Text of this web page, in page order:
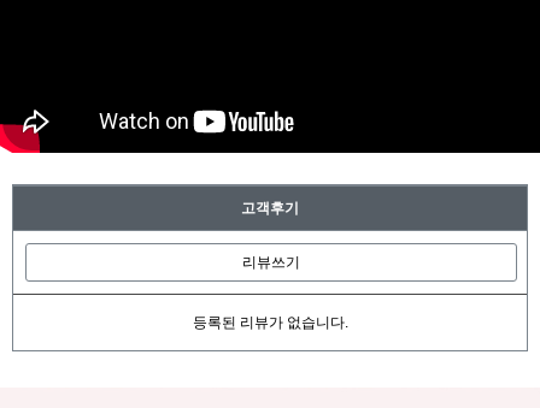
고객후기
리뷰쓰기
등록된 리뷰가 없습니다.